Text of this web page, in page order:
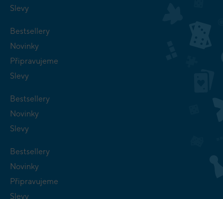
Slevy
Bestsellery
Novinky
Připravujeme
Slevy
Bestsellery
Novinky
Slevy
Bestsellery
Novinky
Připravujeme
Slevy